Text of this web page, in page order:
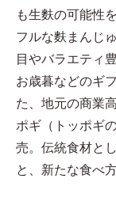
も生麩の可能性
フルな麩まんじ
目やバラエティ
お歳暮などのギ
た、地元の商業
ポギ（トッポギ
売。伝統食材と
と、新たな食べ